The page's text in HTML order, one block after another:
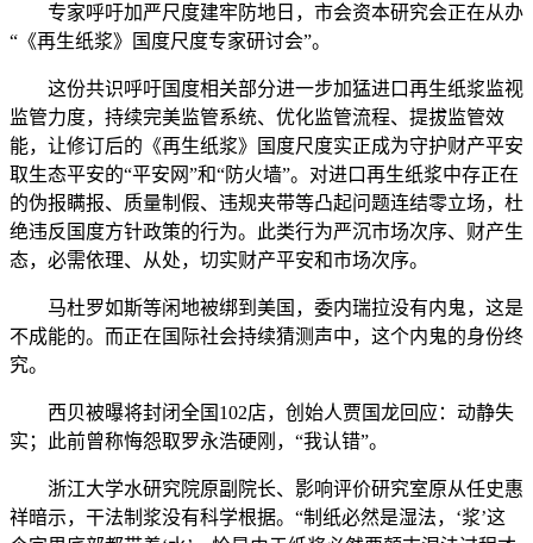
专家呼吁加严尺度建牢防地日，市会资本研究会正在从办
“《再生纸浆》国度尺度专家研讨会”。
这份共识呼吁国度相关部分进一步加猛进口再生纸浆监视
监管力度，持续完美监管系统、优化监管流程、提拔监管效
能，让修订后的《再生纸浆》国度尺度实正成为守护财产平安
取生态平安的“平安网”和“防火墙”。对进口再生纸浆中存正在
的伪报瞒报、质量制假、违规夹带等凸起问题连结零立场，杜
绝违反国度方针政策的行为。此类行为严沉市场次序、财产生
态，必需依理、从处，切实财产平安和市场次序。
马杜罗如斯等闲地被绑到美国，委内瑞拉没有内鬼，这是
不成能的。而正在国际社会持续猜测声中，这个内鬼的身份终
究。
西贝被曝将封闭全国102店，创始人贾国龙回应：动静失
实；此前曾称悔怨取罗永浩硬刚，“我认错”。
浙江大学水研究院原副院长、影响评价研究室原从任史惠
祥暗示，干法制浆没有科学根据。“制纸必然是湿法，‘浆’这